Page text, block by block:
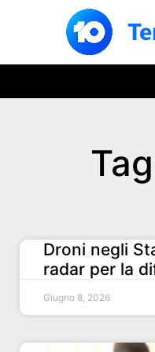
Droni negli
radar per la
Giugno 8, 2026